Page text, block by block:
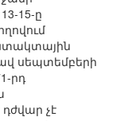
15-ը
սեպտեմբերի
րդ
չէ